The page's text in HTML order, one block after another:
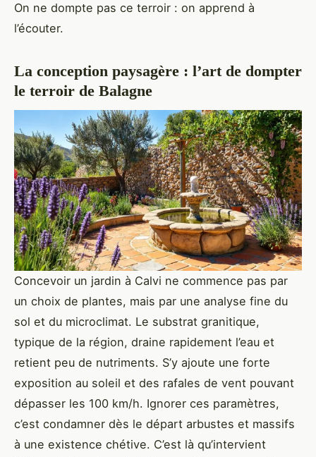
On ne dompte pas ce terroir : on apprend à
l’écouter.
La conception paysagère : l’art de dompter
le terroir de Balagne
Concevoir un jardin à Calvi ne commence pas par
un choix de plantes, mais par une analyse fine du
sol et du microclimat. Le substrat granitique,
typique de la région, draine rapidement l’eau et
retient peu de nutriments. S’y ajoute une forte
exposition au soleil et des rafales de vent pouvant
dépasser les 100 km/h. Ignorer ces paramètres,
c’est condamner dès le départ arbustes et massifs
à une existence chétive. C’est là qu’intervient